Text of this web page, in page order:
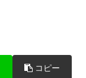
コピー